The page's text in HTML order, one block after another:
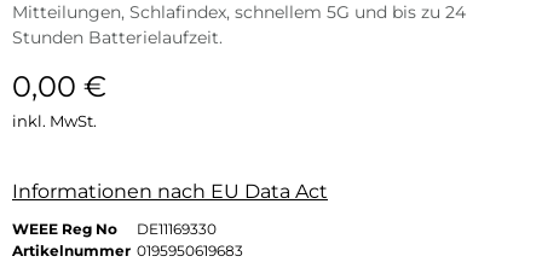
Mitteilungen, Schlafindex, schnellem 5G und bis zu 24
Stunden Batterielaufzeit.
0,00 €
inkl. MwSt.
Informationen nach EU Data Act
WEEE Reg No
DE11169330
Artikelnummer 0195950619683